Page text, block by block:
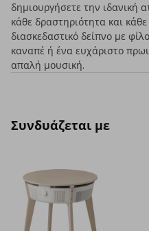
δημιουργήσετε την ιδανική
κάθε δραστηριότητα και
διασκεδαστικό δείπνο με
καναπέ ή ένα ευχάριστο
απαλή μουσική.
Συνδυάζεται με